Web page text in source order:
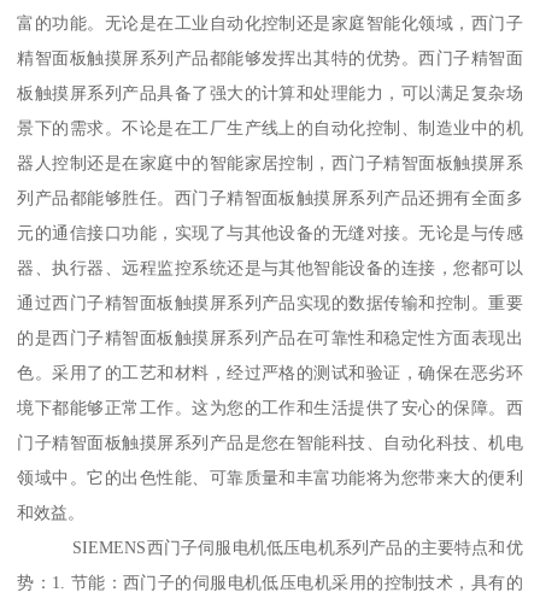
富的功能。无论是在工业自动化控制还是家庭智能化领域，西门子
精智面板触摸屏系列产品都能够发挥出其特的优势。西门子精智面
板触摸屏系列产品具备了强大的计算和处理能力，可以满足复杂场
景下的需求。不论是在工厂生产线上的自动化控制、制造业中的机
器人控制还是在家庭中的智能家居控制，西门子精智面板触摸屏系
列产品都能够胜任。西门子精智面板触摸屏系列产品还拥有全面多
元的通信接口功能，实现了与其他设备的无缝对接。无论是与传感
器、执行器、远程监控系统还是与其他智能设备的连接，您都可以
通过西门子精智面板触摸屏系列产品实现的数据传输和控制。重要
的是西门子精智面板触摸屏系列产品在可靠性和稳定性方面表现出
色。采用了的工艺和材料，经过严格的测试和验证，确保在恶劣环
境下都能够正常工作。这为您的工作和生活提供了安心的保障。西
门子精智面板触摸屏系列产品是您在智能科技、自动化科技、机电
领域中。它的出色性能、可靠质量和丰富功能将为您带来大的便利
和效益。
SIEMENS西门子伺服电机低压电机系列产品的主要特点和优
势：1. 节能：西门子的伺服电机低压电机采用的控制技术，具有的